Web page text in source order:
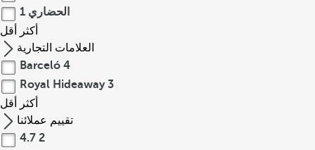
الحضاري 1
أكثر
أقل
العلامات التجارية
Barceló 4
Royal Hideaway 3
أكثر
أقل
تقييم عملائنا
4.7 2